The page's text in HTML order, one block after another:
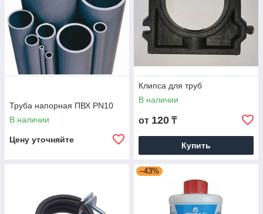
Труба напорная ПВХ PN10
В наличии
Цену уточняйте
Клипса для труб
В наличии
от 120 ₸
Купить
–43%